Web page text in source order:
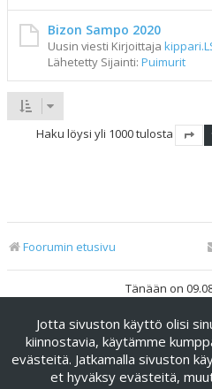
Bizon Sampo 2020
Uusin viesti Kirjoittaja
Lähetetty Sijainti: Puimurit
Haku löysi yli 1000 tulosta
Foorumin etusivu
Tänään on
Keskustelufoorumin ohjelmisto
phpBB
Käännös: phpBB Suomi
phpBB Metro Theme by
Jotta sivuston käyttö olisi
kiinnostavia, käytämme
evästeitä. Jatkamalla sivuston
et hyväksy evästeitä,